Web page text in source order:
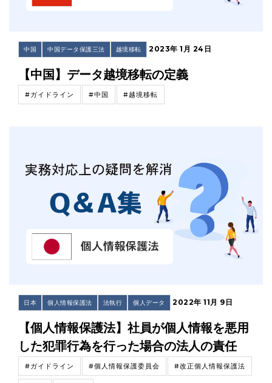
中国 中国データ保護三法 越境移転 2023年 1月 24日
【中国】データ越境移転の定義
#ガイドライン #中国 #越境移転
日本 個人情報保護法 法執行 個人データ 2022年 11月 9日
【個人情報保護法】社員が個人情報を悪用
した犯罪行為を行った場合の法人の責任
#ガイドライン #個人情報保護委員会 #改正個人情報保護法